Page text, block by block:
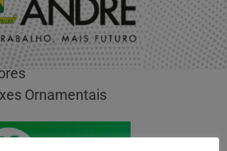
Ornamentais